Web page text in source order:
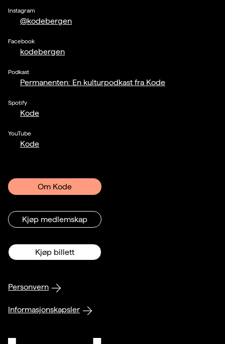
Instagram
@kodebergen
Facebook
kodebergen
Podkast
Permanenten: En kulturpodkast fra Kode
Spotify
Kode
YouTube
Kode
Om Kode
Kjøp medlemskap
Kjøp billett
Personvern
Informasjonskapsler